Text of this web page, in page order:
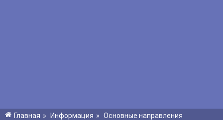
Главная » Информация » Основные направления